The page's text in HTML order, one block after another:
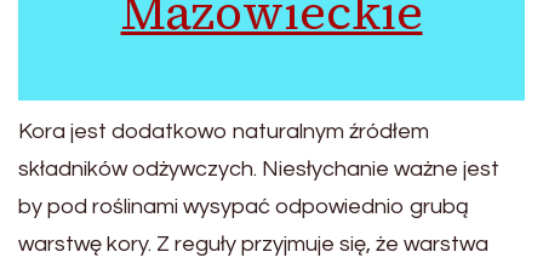
Kora jest dodatkowo naturalnym źródłem
składników odżywczych. Niesłychanie ważne jest
by pod roślinami wysypać odpowiednio grubą
warstwę kory. Z reguły przyjmuje się, że warstwa